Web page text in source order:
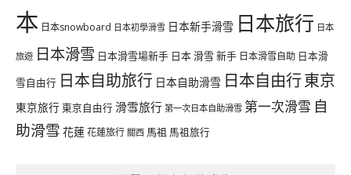
本 日本snowboard 日本初學滑雪 日本新手滑雪 日本旅行 日本
旅遊 日本滑雪 日本滑雪場新手 日本 滑雪 新手 日本滑雪自助 日本滑
雪自由行 日本自助旅行 日本自助滑雪 日本自由行東京
東京旅行 東京自由行 滑雪旅行 第一次日本自助滑雪 第一次滑雪 自
助滑雪 花蓮花蓮旅行 關西 馬祖 馬祖旅行